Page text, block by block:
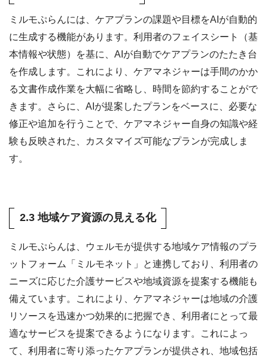
ミルモぷらんには、ケアプランの課題や目標をAIが自動的
に生成する機能があります。利用者のフェイスシート（基
本情報や状態）を基に、AIが自動でケアプランのたたき台
を作成します。これにより、ケアマネジャーは手間のかか
る文書作成作業を大幅に省略し、時間を節約することがで
きます。さらに、AIが提案したプランをベースに、必要な
修正や追加を行うことで、ケアマネジャー自身の知識や経
験も反映された、カスタマイズ可能なプランが完成しま
す。
2.3 地域ケア資源の見える化
ミルモぷらんは、ウェルモが提供する地域ケア情報のプラ
ットフォーム「ミルモネット」と連携しており、利用者の
ニーズに応じた介護サービスや地域資源を提案する機能も
備えています。これにより、ケアマネジャーは地域の介護
リソースを迅速かつ効果的に把握でき、利用者にとって最
適なサービスを提案できるようになります。これによっ
て、利用者に寄り添ったケアプランが提供され、地域包括